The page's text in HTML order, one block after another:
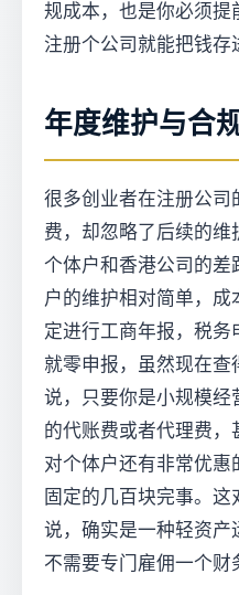
规成本，也是你必须提
注册个公司就能把钱存
年度维护与合
很多创业者在注册公司
费，却忽略了后续的
个体户和香港公司的差
户的维护相对简单，
定进行工商年报，税
就零申报，虽然现在
说，只要你是小规模经
的代账费或者代理费
对个体户还有非常优
固定的几百块完事。
说，确实是一种轻资产
不需要专门雇佣一个财